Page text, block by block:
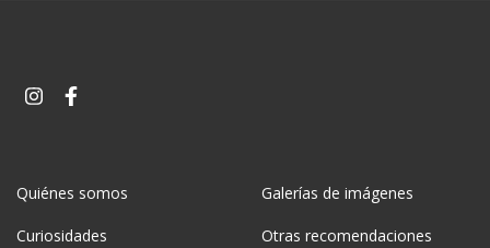
Quiénes somos Galerías de imágenes
Curiosidades Otras recomendaciones